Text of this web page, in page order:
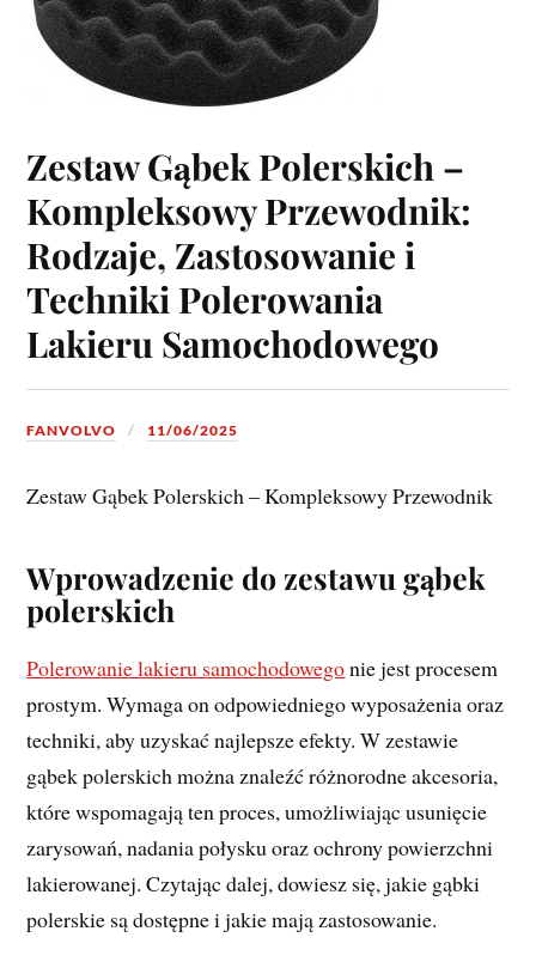
Zestaw Gąbek Polerskich –
Kompleksowy Przewodnik:
Rodzaje, Zastosowanie i
Techniki Polerowania
Lakieru Samochodowego
FANVOLVO 11/06/2025
Zestaw Gąbek Polerskich – Kompleksowy Przewodnik
Wprowadzenie do zestawu gąbek
polerskich
Polerowanie lakieru samochodowegonie jest procesem
prostym. Wymaga on odpowiedniego wyposażenia oraz
techniki, aby uzyskać najlepsze efekty. W zestawie
gąbek polerskich można znaleźć różnorodne akcesoria,
które wspomagają ten proces, umożliwiając usunięcie
zarysowań, nadania połysku oraz ochrony powierzchni
lakierowanej. Czytając dalej, dowiesz się, jakie gąbki
polerskie są dostępne i jakie mają zastosowanie.